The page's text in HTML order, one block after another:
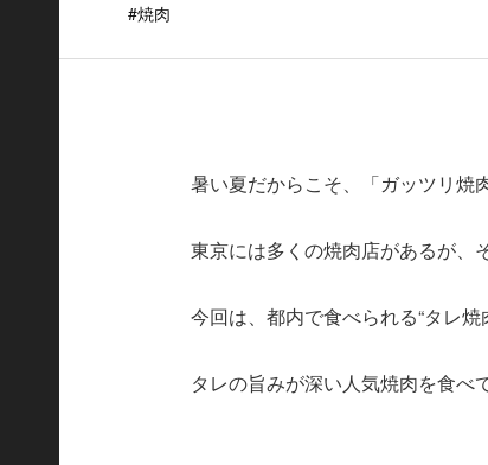
#焼肉
暑い夏だからこそ、「ガッツリ焼
東京には多くの焼肉店があるが、
今回は、都内で食べられる“タレ焼
タレの旨みが深い人気焼肉を食べ